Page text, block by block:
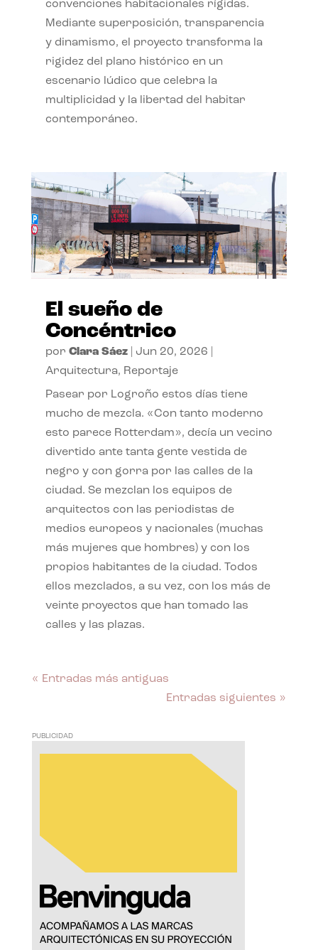
convenciones habitacionales rígidas.
Mediante superposición, transparencia
y dinamismo, el proyecto transforma la
rigidez del plano histórico en un
escenario lúdico que celebra la
multiplicidad y la libertad del habitar
contemporáneo.
El sueño de
Concéntrico
por Clara Sáez| Jun 20, 2026
Arquitectura, Reportaje
Pasear por Logroño estos días tiene
mucho de mezcla. «Con tanto moderno
esto parece Rotterdam», decía un vecino
divertido ante tanta gente vestida de
negro y con gorra por las calles de la
ciudad. Se mezclan los equipos de
arquitectos con las periodistas de
medios europeos y nacionales (muchas
más mujeres que hombres) y con los
propios habitantes de la ciudad. Todos
ellos mezclados, a su vez, con los más de
veinte proyectos que han tomado las
calles y las plazas.
« Entradas más antiguas
Entradas siguientes »
PUBLICIDAD